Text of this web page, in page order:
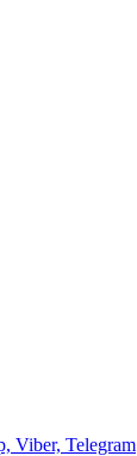
Viber, Telegram